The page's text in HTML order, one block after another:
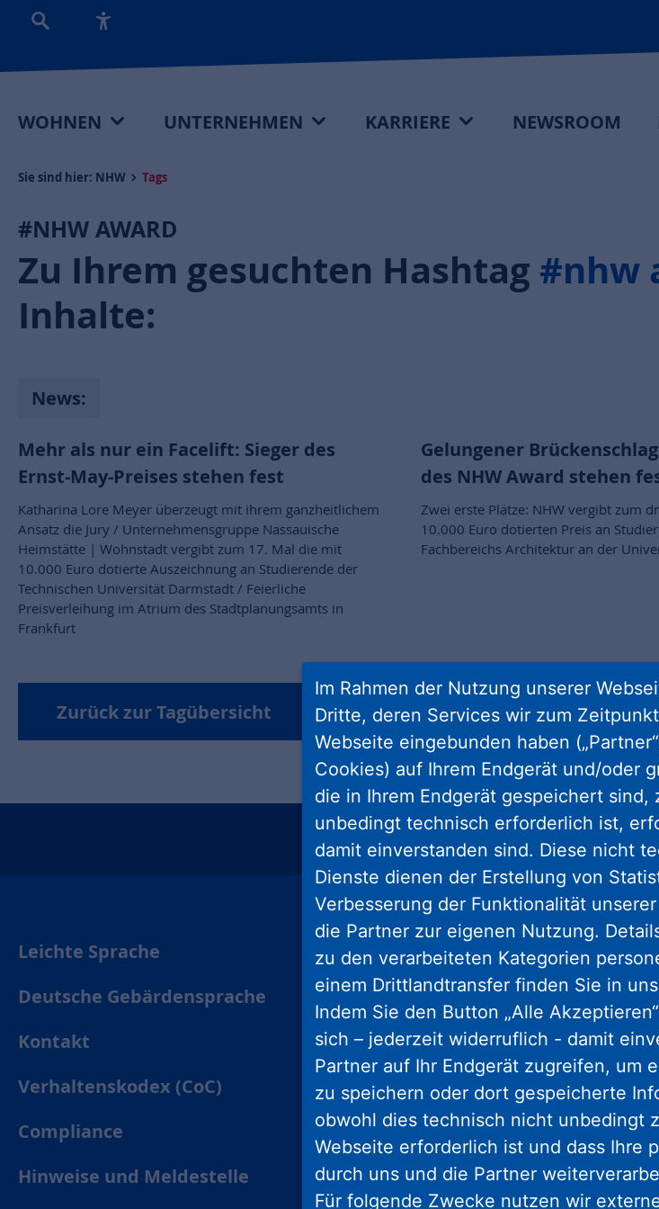
WOHNEN UNTERNEHMEN KARRIERE NEWSROOM
Sie sind hier: NHW Tags
#NHW AWARD
Zu Ihrem gesuchten Hashtag #nhw
Inhalte:
News:
Mehr als nur ein Facelift: Sieger des
Ernst-May-Preises stehen fest
Katharina Lore Meyer überzeugt mit ihrem ganzheitlichem
Ansatz die Jury / Unternehmensgruppe Nassauische
Heimstätte | Wohnstadt vergibt zum 17. Mal die mit
10.000 Euro dotierte Auszeichnung an Studierende der
Technischen Universität Darmstadt / Feierliche
Preisverleihung im Atrium des Stadtplanungsamts in
Frankfurt
Gelungener
des NHW Award stehen
Zwei erste Plätze: NHW vergibt zum
10.000 Euro dotierten Preis an
Fachbereichs Architektur an der
Zurück zur Tagübersicht
instagramfacebook youtube
Leichte Sprache
Deutsche Gebärdensprache
Kontakt
Verhaltenskodex (CoC)
Compliance
Hinweise und Meldestelle
Nassauische Heimstätte
Entwicklungsgesellschaft
Schaumainkai 47
60596 Frankfurt am Main
Tel.: 069 678674-0
Hinweis: Wegen
geschlossen.Weitere
Im Rahmen der Nutzung unserer
Dritte, deren Services wir zum
Webseite eingebunden haben
Cookies) auf Ihrem Endgerät und/oder
die in Ihrem Endgerät gespeichert
unbedingt technisch erforderlich ist,
damit einverstanden sind. Diese nicht
Dienste dienen der Erstellung von
Verbesserung der Funktionalität
die Partner zur eigenen Nutzung.
zu den verarbeiteten Kategorien
einem Drittlandtransfer finden Sie in
Indem Sie den Button „Alle
sich – jederzeit widerruflich - damit
Partner auf Ihr Endgerät zugreifen, um
zu speichern oder dort gespeicherte
obwohl dies technisch nicht unbedingt
Webseite erforderlich ist und dass Ihre
durch uns und die Partner
Für folgende Zwecke nutzen wir